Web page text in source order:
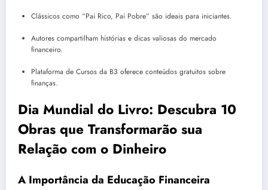
Clássicos como “Pai Rico, Pai Pobre” são ideais para iniciantes.
Autores compartilham histórias e dicas valiosas do mercado
financeiro.
Plataforma de Cursos da B3 oferece conteúdos gratuitos sobre
finanças.
Dia Mundial do Livro: Descubra 10
Obras que Transformarão sua
Relação com o Dinheiro
A Importância da Educação Financeira